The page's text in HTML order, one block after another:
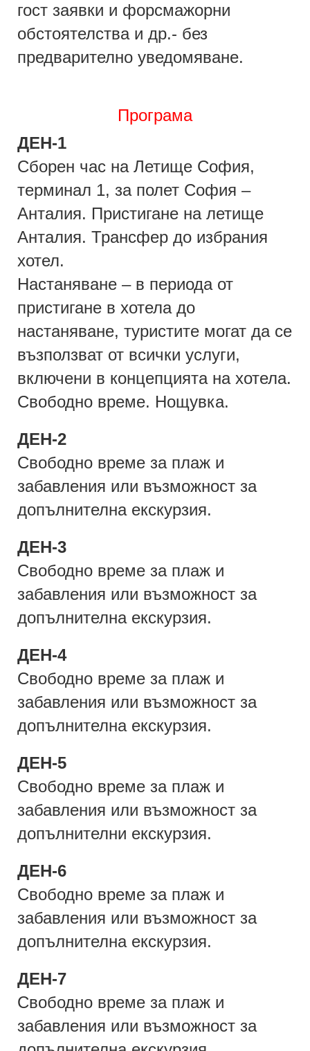
гост заявки и форсмажорни
обстоятелства и др.- без
предварително уведомяване.
Програма
ДЕН-1
Сборен час на Летище София,
терминал 1, за полет София –
Анталия. Пристигане на летище
Анталия. Трансфер до избрания
хотел.
Настаняване – в периода от
пристигане в хотела до
настаняване, туристите могат да се
възползват от всички услуги,
включени в концепцията на хотела.
Свободно време. Нощувка.
ДЕН-2
Свободно време за плаж и
забавления или възможност за
допълнителна екскурзия.
ДЕН-3
Свободно време за плаж и
забавления или възможност за
допълнителна екскурзия.
ДЕН-4
Свободно време за плаж и
забавления или възможност за
допълнителна екскурзия.
ДЕН-5
Свободно време за плаж и
забавления или възможност за
допълнителни екскурзия.
ДЕН-6
Свободно време за плаж и
забавления или възможност за
допълнителна екскурзия.
ДЕН-7
Свободно време за плаж и
забавления или възможност за